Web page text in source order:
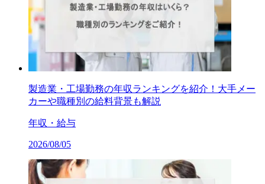
製造業・工場勤務の年収ランキングを紹介！大手メー
カーや職種別の給料背景も解説
年収・給与
2026/08/05